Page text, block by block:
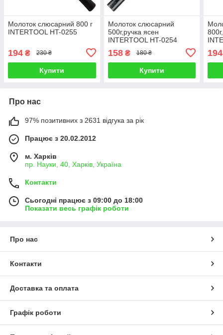
Молоток слюсарний 800 г
INTERTOOL HT-0255
194 ₴ 230 ₴
Купити
Молоток слюсарний
500г,ручка ясен
INTERTOOL HT-0254
158₴ 180 ₴
Купити
194
Про нас
97% позитивних з 2631 відгука за рік
Працює з 20.02.2012
м. Харків
пр. Науки, 40, Харків, Україна
Контакти
Сьогодні працює з 09:00 до 18:00
Показати весь графік роботи
Про нас
Контакти
Доставка та оплата
Графік роботи